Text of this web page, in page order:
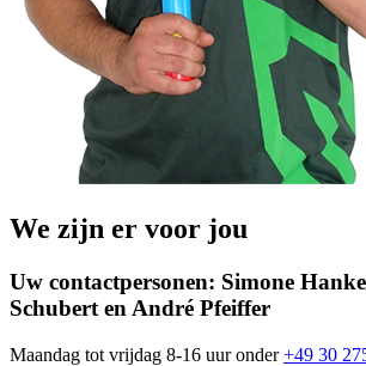
We zijn er voor jou
Uw contactpersonen: Simone
Schubert en André Pfeiffer
Maandag tot vrijdag 8-16 uur onder+49 30